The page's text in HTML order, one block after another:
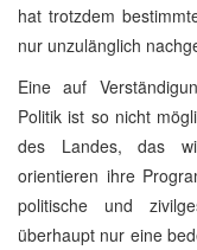
hat trotzdem
nur unzulänglich
Eine auf
Politik ist so nicht
des Landes, das
orientieren ihre
politische und
überhaupt nur eine